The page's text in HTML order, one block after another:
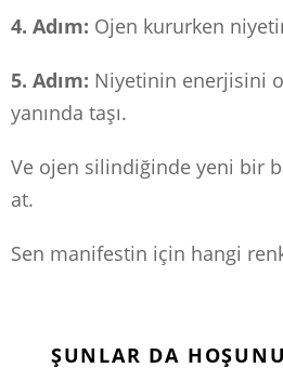
4. Adım: Ojen kururken
5. Adım: Niyetinin enerjisini
yanında taşı.
Ve ojen silindiğinde yeni bir
at.
Sen manifestin için hangi
ŞUNLAR DA